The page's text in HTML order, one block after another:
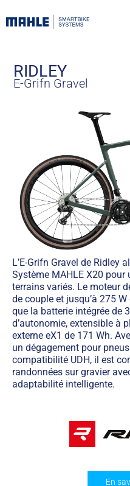
RIDLEY
E-Grifn Gravel
L’E-Grifn Gravel de Ridley
Système MAHLE X20
terrains variés. Le moteur
de couple et jusqu’à 275
que la batterie intégrée de
d’autonomie, extensible à
externe eX1 de 171 Wh.
un dégagement pour
compatibilité UDH, il est
randonnées sur gravier
adaptabilité intelligente.
En